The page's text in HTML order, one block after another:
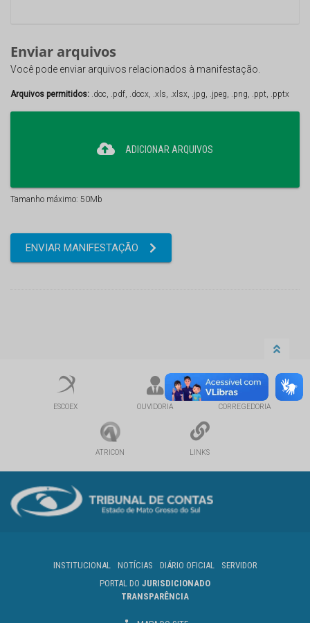
Enviar arquivos
Você pode enviar arquivos relacionados à manifestação.
Arquivos permitidos: .doc, .pdf, .docx, .xls, .xlsx, .jpg, .jpeg, .png, .ppt, .pptx
ADICIONAR ARQUIVOS
Tamanho máximo: 50Mb
ENVIAR MANIFESTAÇÃO
ESCOEX OUVIDORIA CORREGEDORIA
ATRICON LINKS
INSTITUCIONAL NOTÍCIAS DIÁRIO OFICIAL
SERVIDOR
PORTAL DO JURISDICIONADO
TRANSPARÊNCIA